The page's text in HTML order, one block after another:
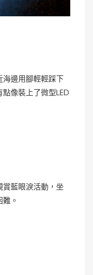
海邊用腳輕輕踩下
像裝上了微型LED
藍眼淚活動，坐
。